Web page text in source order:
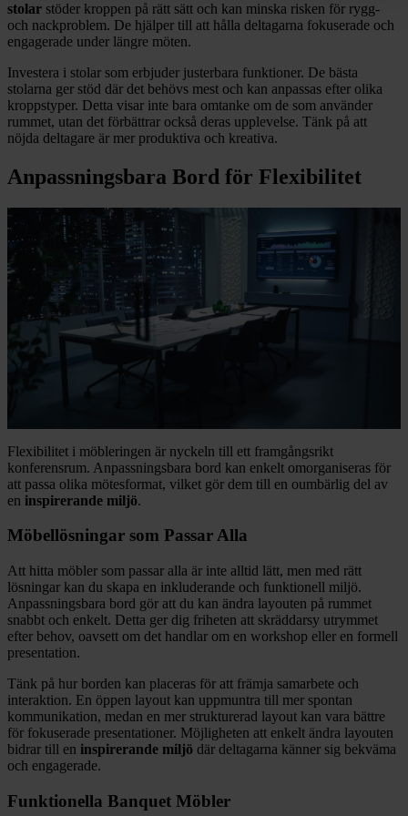
stolar stöder kroppen på rätt sätt och kan minska risken för rygg-
och nackproblem. De hjälper till att hålla deltagarna fokuserade och
engagerade under längre möten.
Investera i stolar som erbjuder justerbara funktioner. De bästa
stolarna ger stöd där det behövs mest och kan anpassas efter olika
kroppstyper. Detta visar inte bara omtanke om de som använder
rummet, utan det förbättrar också deras upplevelse. Tänk på att
nöjda deltagare är mer produktiva och kreativa.
Anpassningsbara Bord för Flexibilitet
Flexibilitet i möbleringen är nyckeln till ett framgångsrikt
konferensrum. Anpassningsbara bord kan enkelt omorganiseras för
att passa olika mötesformat, vilket gör dem till en oumbärlig del av
en inspirerande miljö.
Möbellösningar som Passar Alla
Att hitta möbler som passar alla är inte alltid lätt, men med rätt
lösningar kan du skapa en inkluderande och funktionell miljö.
Anpassningsbara bord gör att du kan ändra layouten på rummet
snabbt och enkelt. Detta ger dig friheten att skräddarsy utrymmet
efter behov, oavsett om det handlar om en workshop eller en formell
presentation.
Tänk på hur borden kan placeras för att främja samarbete och
interaktion. En öppen layout kan uppmuntra till mer spontan
kommunikation, medan en mer strukturerad layout kan vara bättre
för fokuserade presentationer. Möjligheten att enkelt ändra layouten
bidrar till en inspirerande miljö där deltagarna känner sig bekväma
och engagerade.
Funktionella Banquet Möbler